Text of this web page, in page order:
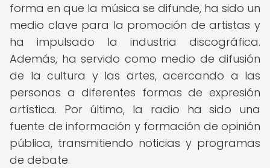
forma en que la música se difunde, ha sido un
medio clave para la promoción de artistas y
ha impulsado la industria discográfica.
Además, ha servido como medio de difusión
de la cultura y las artes, acercando a las
personas a diferentes formas de expresión
artística. Por último, la radio ha sido una
fuente de información y formación de opinión
pública, transmitiendo noticias y programas
de debate.